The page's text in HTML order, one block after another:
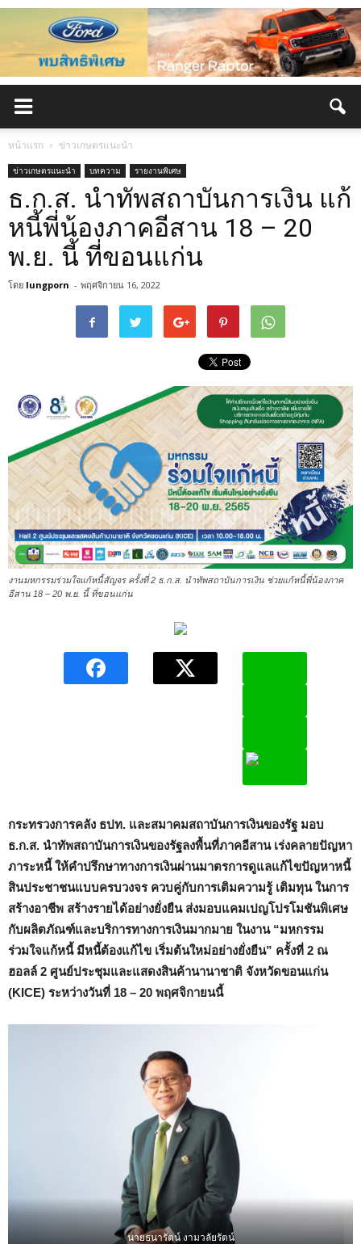
หน้าแรก ข่าวเกษตรแนะนำ
ข่าวเกษตรแนะนำ บทความ รายงานพิเศษ
ธ.ก.ส. นำทัพสถาบันการเงิน แก้
หนี้พี่น้องภาคอีสาน 18 – 20
พ.ย. นี้ ที่ขอนแก่น
โดย lungporn - พฤศจิกายน 16, 2022
งานมหกรรมร่วมใจแก้หนี้สัญจร ครั้งที่ 2 ธ.ก.ส. นำทัพสถาบันการเงิน ช่วยแก้หนี้พี่น้องภาค
อีสาน 18 – 20 พ.ย. นี้ ที่ขอนแก่น
กระทรวงการคลัง ธปท. และสมาคมสถาบันการเงินของรัฐ มอบ
ธ.ก.ส. นำทัพสถาบันการเงินของรัฐลงพื้นที่ภาคอีสาน เร่งคลายปัญหา
ภาระหนี้ ให้คำปรึกษาทางการเงินผ่านมาตรการดูแลแก้ไขปัญหาหนี้
สินประชาชนแบบครบวงจร ควบคู่กับการเติมความรู้ เติมทุน ในการ
สร้างอาชีพ สร้างรายได้อย่างยั่งยืน ส่งมอบแคมเปญโปรโมชันพิเศษ
กับผลิตภัณฑ์และบริการทางการเงินมากมาย ในงาน “มหกรรม
ร่วมใจแก้หนี้ มีหนี้ต้องแก้ไข เริ่มต้นใหม่อย่างยั่งยืน” ครั้งที่ 2 ณ
ฮอลล์ 2 ศูนย์ประชุมและแสดงสินค้านานาชาติ จังหวัดขอนแก่น
(KICE) ระหว่างวันที่ 18 – 20 พฤศจิกายนนี้
นายธนารัตน์ งามวลัยรัตน์